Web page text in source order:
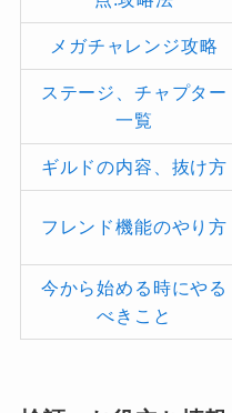
メガチャレンジ攻略
ステージ、チャプター
一覧
ギルドの内容、抜け方
フレンド機能のやり方
今から始める時にやる
べきこと